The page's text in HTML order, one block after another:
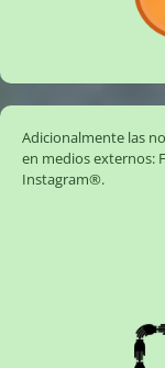
Adicionalmente las
en medios externos:
Instagram®.